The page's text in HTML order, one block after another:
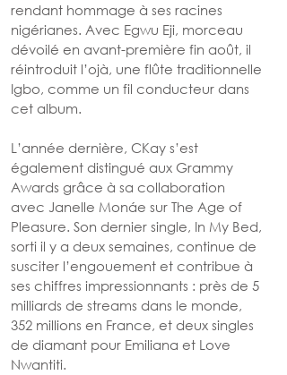
rendant hommage à ses racines
nigérianes. Avec Egwu Eji, morceau
dévoilé en avant-première fin août, il
réintroduit l’ojà, une flûte traditionnelle
Igbo, comme un fil conducteur dans
cet album.
L’année dernière, CKay s’est
également distingué aux Grammy
Awards grâce à sa collaboration
avec Janelle Monáe sur The Age of
Pleasure. Son dernier single, In My Bed,
sorti il y a deux semaines, continue de
susciter l’engouement et contribue à
ses chiffres impressionnants : près de 5
milliards de streams dans le monde,
352 millions en France, et deux singles
de diamant pour Emiliana et Love
Nwantiti.